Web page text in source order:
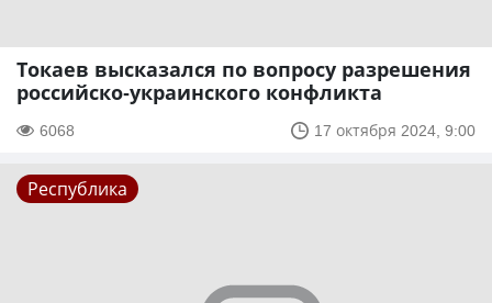
Токаев высказался по вопросу разрешения
российско-украинского конфликта
6068 17 октября 2024, 9:00
Республика